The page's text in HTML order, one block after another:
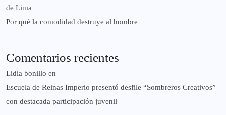
de Lima
Por qué la comodidad destruye al hombre
Comentarios recientes
Lidia bonillo en
Escuela de Reinas Imperio presentó desfile “Sombreros Creativos”
con destacada participación juvenil